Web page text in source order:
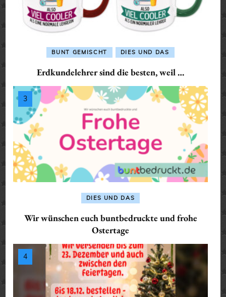
BUNT GEMISCHT DIES UND DAS
Erdkundelehrer sind die besten, weil …
DIES UND DAS
Wir wünschen euch buntbedruckte und frohe
Ostertage